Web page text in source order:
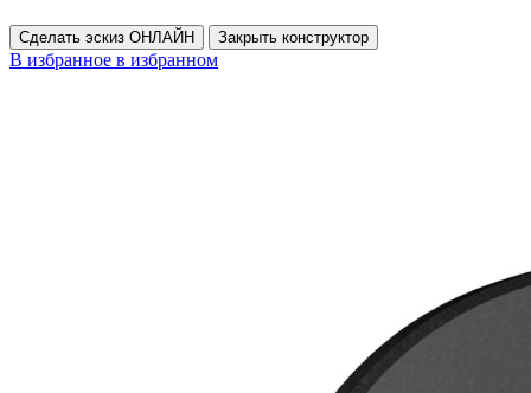
Сделать эскиз ОНЛАЙН Закрыть конструктор
В избранное в избранном